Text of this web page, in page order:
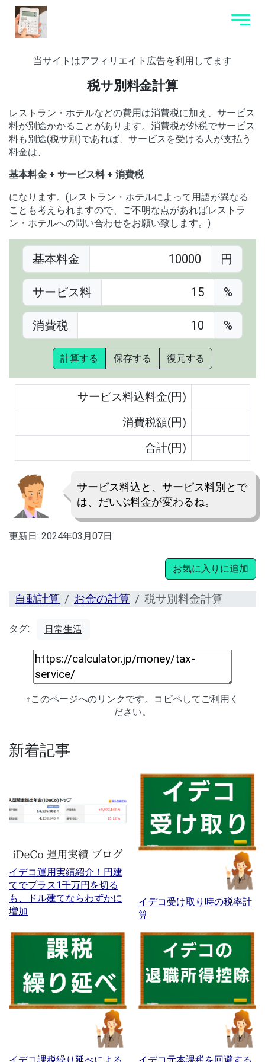
当サイトはアフィリエイト広告を利用してます
税サ別料金計算
レストラン・ホテルなどの費用は消費税に加え、サービス
料が別途かかることがあります。消費税が外税でサービス
料も別途(税サ別)であれば、サービスを受ける人が支払う
料金は、
基本料金 + サービス料 + 消費税
になります。(レストラン・ホテルによって用語が異なる
ことも考えられますので、ご不明な点があればレストラ
ン・ホテルへの問い合わせをお願い致します。)
基本料金 円
サービス料 %
消費税 %
計算する 保存する 復元する
サービス料込料金(円)
消費税額(円)
合計(円)
サービス料込と、サービス料別とで
は、だいぶ料金が変わるね。
更新日: 2024年03月07日
お気に入りに追加
自動計算 お金の計算 税サ別料金計算
タグ: 日常生活
↑このページへのリンクです。コピペしてご利用く
ださい。
新着記事
イデコ運用実績紹介！円建
てでプラス1千万円を切る
も、ドル建てならわずかに
増加
イデコ受け取り時の税率計
算